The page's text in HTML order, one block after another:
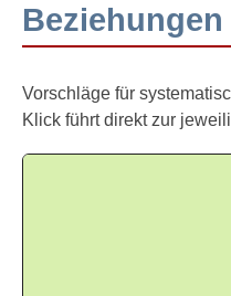
Vorschläge für
Klick führt direkt zur